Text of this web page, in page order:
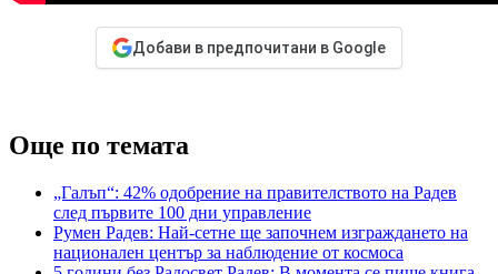
Добави в предпочитани в Google
Още по темата
„Галъп“: 42% одобрение на правителството на Радев
след първите 100 дни управление
Румен Радев: Най-сетне ще започнем изграждането на
национален център за наблюдение от космоса